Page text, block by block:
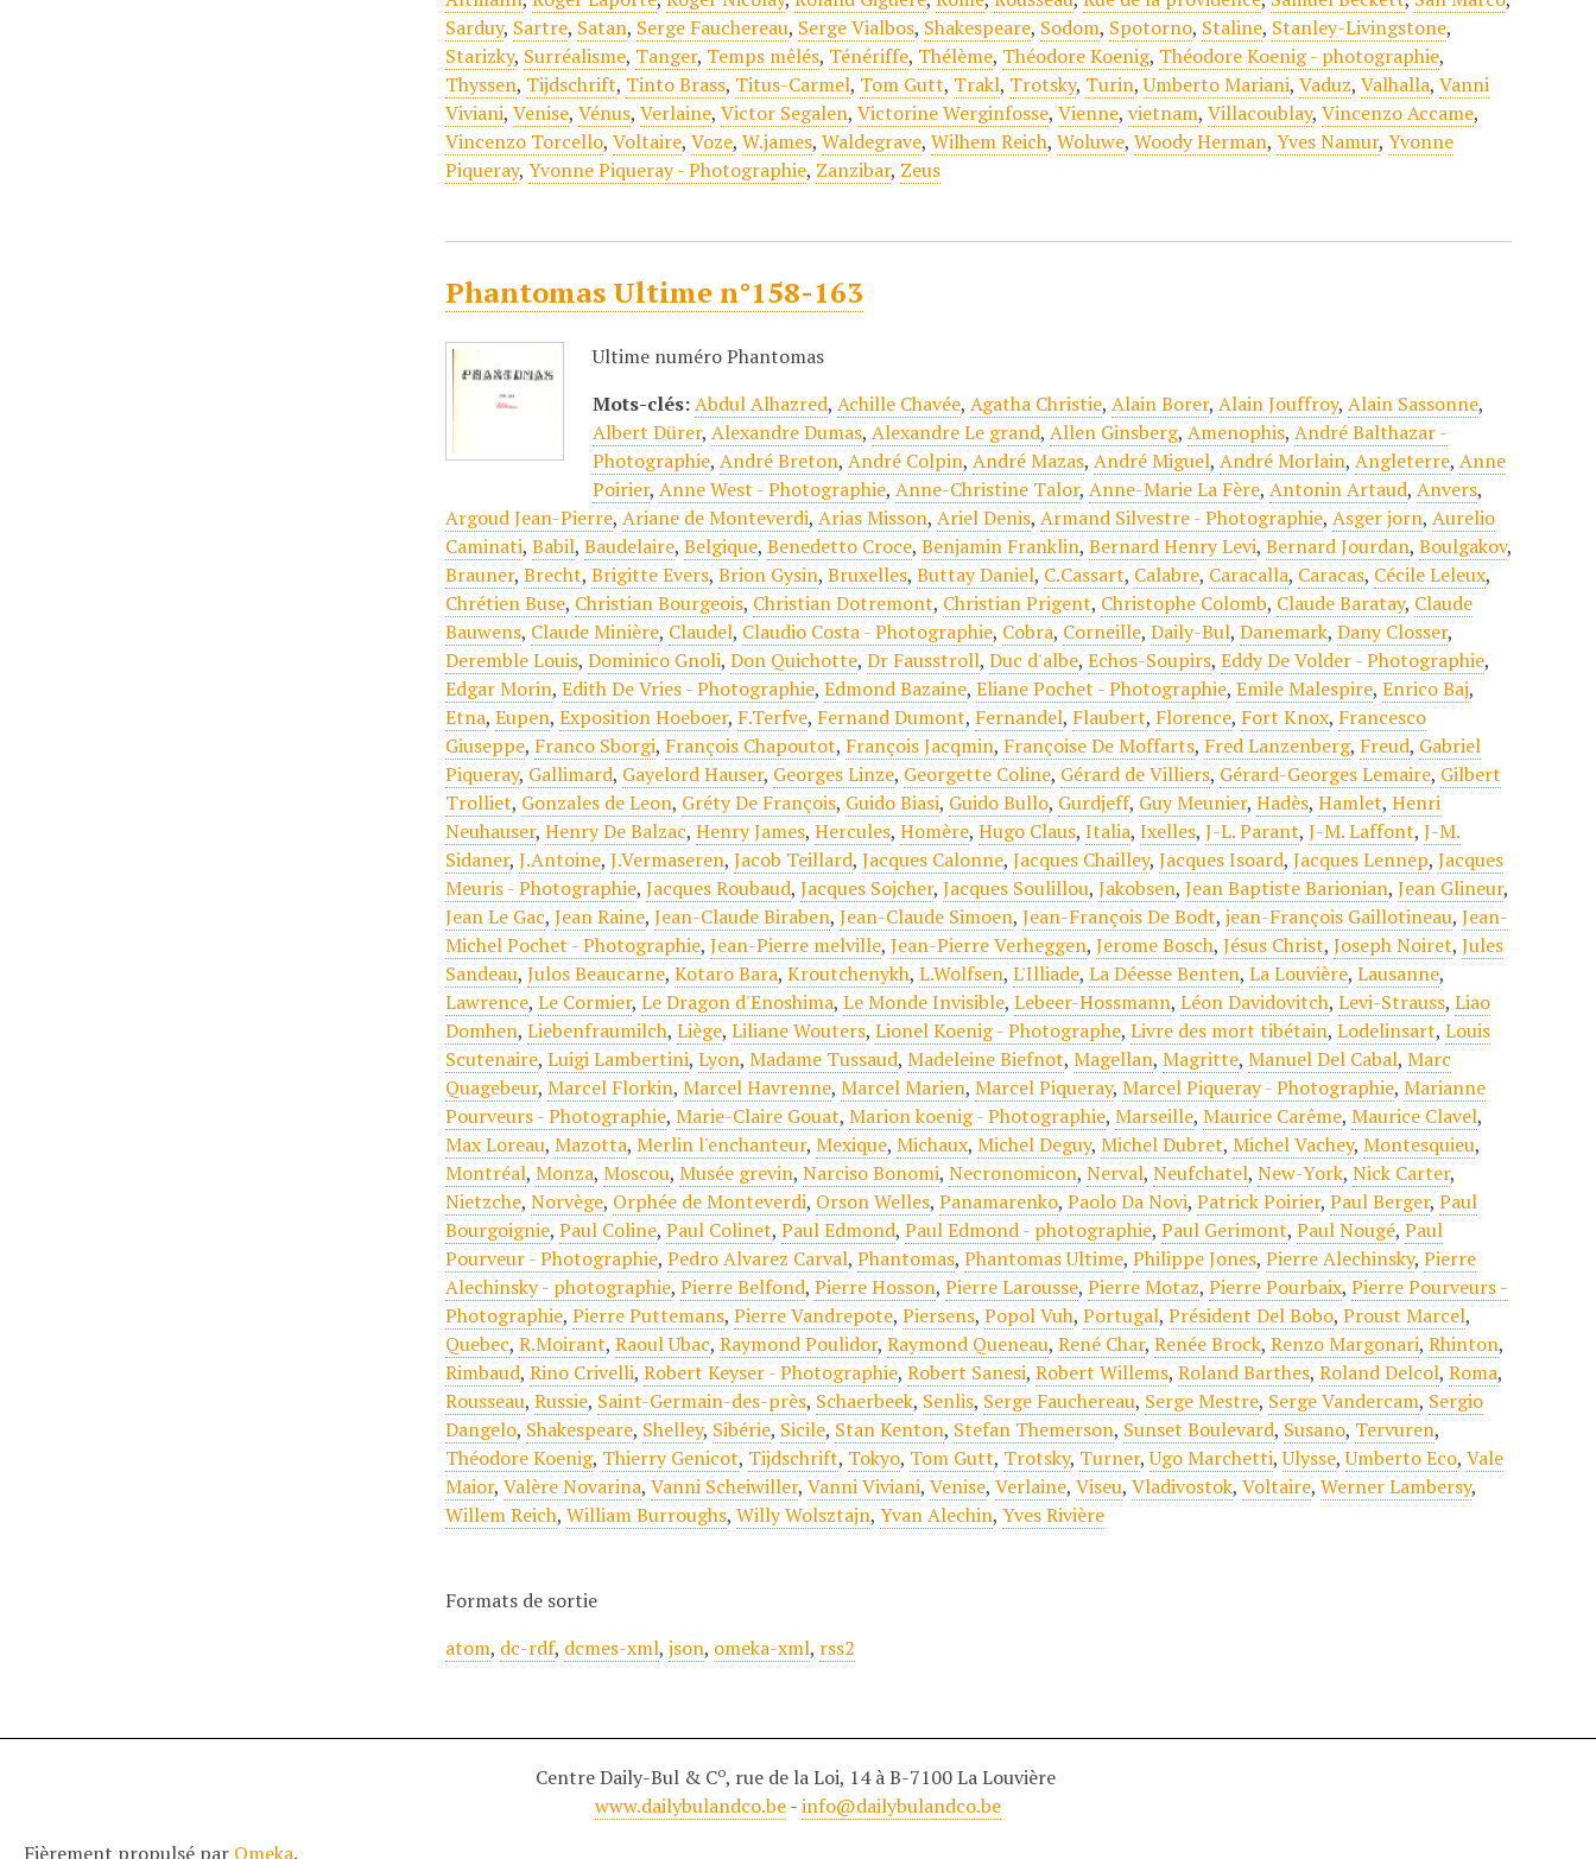
Sarduy, Sartre, Satan, Serge Fauchereau, Serge Vialbos, Shakespeare, Sodom, Spotorno, Staline, Stanley-Livingstone,
Starizky, Surréalisme, Tanger, Temps mêlés, Ténériffe, Thélème, Théodore Koenig, Théodore Koenig - photographie,
Thyssen, Tijdschrift, Tinto Brass, Titus-Carmel, Tom Gutt, Trakl, Trotsky, Turin,Umberto Mariani,Vaduz,Valhalla,Vanni
Viviani,Venise,Vénus,Verlaine,Victor Segalen,Victorine Werginfosse,Vienne,vietnam,Villacoublay,Vincenzo Accame,
Vincenzo Torcello,Voltaire,Voze,W.james,Waldegrave,Wilhem Reich,Woluwe,Woody Herman,Yves Namur,Yvonne
Piqueray,Yvonne Piqueray - Photographie, Zanzibar, Zeus
Phantomas Ultime n°158-163
Ultime numéro Phantomas
Mots-clés:Abdul Alhazred,Achille Chavée,Agatha Christie,Alain Borer,Alain Jouffroy,Alain Sassonne,
Albert Dürer,Alexandre Dumas,Alexandre Le grand,Allen Ginsberg,Amenophis,André Balthazar -
Photographie,André Breton,André Colpin,André Mazas,André Miguel,André Morlain,Angleterre,Anne
Poirier,Anne West - Photographie,Anne-Christine Talor,Anne-Marie La Fère,Antonin Artaud,Anvers,
Argoud Jean-Pierre,Ariane de Monteverdi,Arias Misson,Ariel Denis,Armand Silvestre - Photographie,Asger jorn,Aurelio
Caminati,Babil,Baudelaire,Belgique,Benedetto Croce,Benjamin Franklin,Bernard Henry Levi,Bernard Jourdan,Boulgakov,
Brauner,Brecht,Brigitte Evers,Brion Gysin,Bruxelles,Buttay Daniel, C.Cassart, Calabre, Caracalla, Caracas, Cécile Leleux,
Chrétien Buse, Christian Bourgeois, Christian Dotremont, Christian Prigent, Christophe Colomb, Claude Baratay, Claude
Bauwens, Claude Minière, Claudel, Claudio Costa - Photographie, Cobra, Corneille,Daily-Bul,Danemark,Dany Closser,
Deremble Louis,Dominico Gnoli,Don Quichotte,Dr Fausstroll,Duc d'albe,Echos-Soupirs,Eddy De Volder - Photographie,
Edgar Morin,Edith De Vries - Photographie,Edmond Bazaine,Eliane Pochet - Photographie,Emile Malespire,Enrico Baj,
Etna,Eupen,Exposition Hoeboer, F.Terfve, Fernand Dumont, Fernandel, Flaubert, Florence, Fort Knox, Francesco
Giuseppe, Franco Sborgi, François Chapoutot, François Jacqmin, Françoise De Moffarts, Fred Lanzenberg, Freud, Gabriel
Piqueray, Gallimard, Gayelord Hauser, Georges Linze, Georgette Coline, Gérard de Villiers, Gérard-Georges Lemaire, Gilbert
Trolliet, Gonzales de Leon, Gréty De François, Guido Biasi, Guido Bullo, Gurdjeff, Guy Meunier,Hadès,Hamlet,Henri
Neuhauser,Henry De Balzac,Henry James,Hercules,Homère,Hugo Claus,Italia,Ixelles,J-L. Parant,J-M. Laffont,J-M.
Sidaner,J.Antoine,J.Vermaseren,Jacob Teillard,Jacques Calonne,Jacques Chailley,Jacques Isoard,Jacques Lennep,Jacques
Meuris - Photographie,Jacques Roubaud,Jacques Sojcher,Jacques Soulillou,Jakobsen,Jean Baptiste Barionian,Jean Glineur,
Jean Le Gac,Jean Raine,Jean-Claude Biraben,Jean-Claude Simoen,Jean-François De Bodt,jean-François Gaillotineau,Jean-
Michel Pochet - Photographie,Jean-Pierre melville,Jean-Pierre Verheggen,Jerome Bosch,Jésus Christ,Joseph Noiret,Jules
Sandeau,Julos Beaucarne,Kotaro Bara,Kroutchenykh,L.Wolfsen,L'Illiade,La Déesse Benten,La Louvière,Lausanne,
Lawrence,Le Cormier,Le Dragon d'Enoshima,Le Monde Invisible,Lebeer-Hossmann,Léon Davidovitch,Levi-Strauss,Liao
Domhen,Liebenfraumilch,Liège,Liliane Wouters,Lionel Koenig - Photographe,Livre des mort tibétain,Lodelinsart,Louis
Scutenaire,Luigi Lambertini,Lyon,Madame Tussaud,Madeleine Biefnot,Magellan,Magritte,Manuel Del Cabal,Marc
Quagebeur,Marcel Florkin,Marcel Havrenne,Marcel Marien,Marcel Piqueray,Marcel Piqueray - Photographie,Marianne
Pourveurs - Photographie,Marie-Claire Gouat,Marion koenig - Photographie,Marseille,Maurice Carême,Maurice Clavel,
Max Loreau,Mazotta,Merlin l'enchanteur,Mexique,Michaux,Michel Deguy,Michel Dubret,Michel Vachey,Montesquieu,
Montréal,Monza,Moscou,Musée grevin,Narciso Bonomi,Necronomicon,Nerval,Neufchatel,New-York,Nick Carter,
Nietzche,Norvège, Orphée de Monteverdi, Orson Welles,Panamarenko,Paolo Da Novi,Patrick Poirier,Paul Berger,Paul
Bourgoignie,Paul Coline,Paul Colinet,Paul Edmond,Paul Edmond - photographie,Paul Gerimont,Paul Nougé,Paul
Pourveur - Photographie,Pedro Alvarez Carval,Phantomas,Phantomas Ultime,Philippe Jones,Pierre Alechinsky,Pierre
Alechinsky - photographie,Pierre Belfond,Pierre Hosson,Pierre Larousse,Pierre Motaz,Pierre Pourbaix,Pierre Pourveurs -
Photographie,Pierre Puttemans,Pierre Vandrepote,Piersens,Popol Vuh,Portugal,Président Del Bobo,Proust Marcel,
Quebec,R.Moirant,Raoul Ubac,Raymond Poulidor,Raymond Queneau,René Char,Renée Brock,Renzo Margonari,Rhinton,
Rimbaud,Rino Crivelli,Robert Keyser - Photographie,Robert Sanesi,Robert Willems,Roland Barthes,Roland Delcol,Roma,
Rousseau,Russie, Saint-Germain-des-près, Schaerbeek, Senlis, Serge Fauchereau, Serge Mestre, Serge Vandercam, Sergio
Dangelo, Shakespeare, Shelley, Sibérie, Sicile, Stan Kenton, Stefan Themerson, Sunset Boulevard, Susano, Tervuren,
Théodore Koenig, Thierry Genicot, Tijdschrift, Tokyo, Tom Gutt, Trotsky, Turner,Ugo Marchetti,Ulysse,Umberto Eco,Vale
Maior,Valère Novarina,Vanni Scheiwiller,Vanni Viviani,Venise,Verlaine,Viseu,Vladivostok,Voltaire,Werner Lambersy,
Willem Reich,William Burroughs,Willy Wolsztajn,Yvan Alechin,Yves Rivière
Formats de sortie
atom, dc-rdf, dcmes-xml,json, omeka-xml, rss2
Centre Daily-Bul & Co, rue de la Loi, 14 à B-7100 La Louvière
www.dailybulandco.be-info@dailybulandco.be
Fièrement propulsé par Omeka.